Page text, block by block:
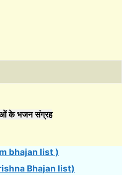
के भजन संग्रह
bhajan list )
Bhajan list)